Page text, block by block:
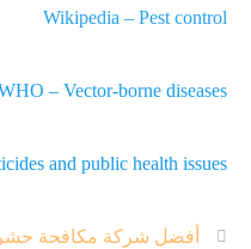
Wikipedia – Pest control
– Vector-borne diseases
and public health issues
أفضل شركة مكافحة